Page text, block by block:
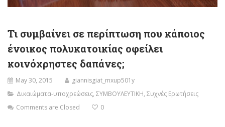
Τι συμβαίνει σε περίπτωση που κάποιος
ένοικος πολυκατοικίας οφείλει
κοινόχρηστες δαπάνες;
May 30, 2015
giannisgiat_mxup501y
Δικαιώματα-υποχρεώσεις, ΣΥΜΒΟΥΛΕΥΤΙΚΗ, Συχνές Ερωτήσεις
Comments are Closed
0